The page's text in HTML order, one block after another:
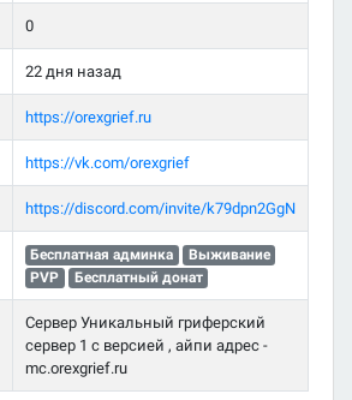
0
22 дня назад
https://orexgrief.ru
https://vk.com/orexgrief
https://discord.com/invite/k79dpn2GgN
Бесплатная админка
Выживание
PVP
Бесплатный донат
Сервер Уникальный гриферский
сервер 1 с версией , айпи адрес -
mc.orexgrief.ru